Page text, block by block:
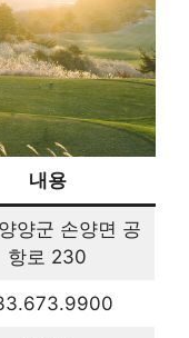
내용
양군 손양면 공
항로 230